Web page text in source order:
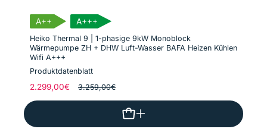
A++ A+++
Heiko Thermal 9 | 1-phasige 9kW Monoblock
Wärmepumpe ZH + DHW Luft-Wasser BAFA Heizen Kühlen
Wifi A+++
Produktdatenblatt
Normaler
2.299,00€ Verkaufspreis
3.259,00€